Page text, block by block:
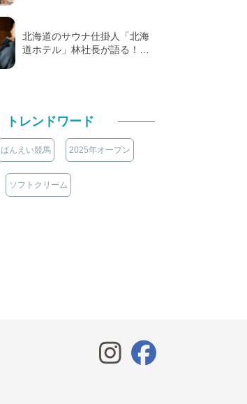
北海道のサウナ仕掛人「北海
道ホテル」林社長が語る！…
トレンドワード
ばんえい競馬 2025年オープン
ソフトクリーム